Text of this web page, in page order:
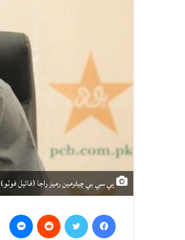
پي سي بي چيئرمين رميز راجا (فائيل فوٽو)